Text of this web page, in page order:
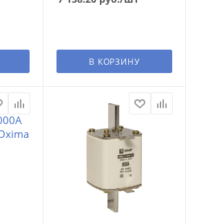
В КОРЗИНУ